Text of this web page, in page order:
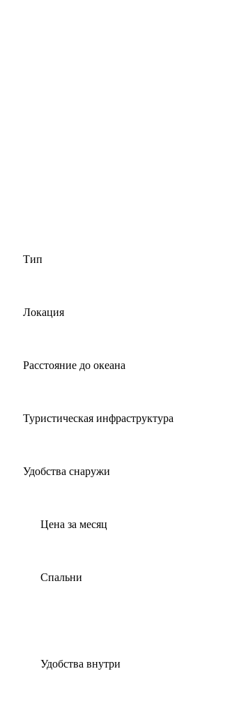
Тип
Локация
Расстояние до океана
Туристическая инфраструктура
Удобства снаружи
Цена за месяц
Спальни
Удобства внутри